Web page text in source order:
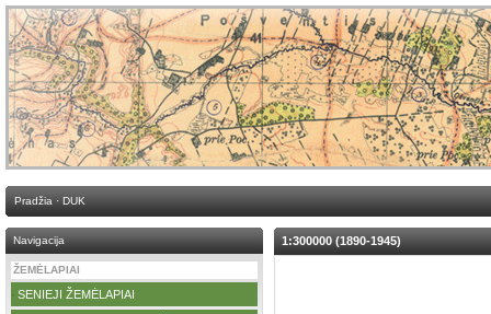
Pradžia · DUK
Navigacija
ŽEMĖLAPIAI
· SENIEJI ŽEMĖLAPIAI
1:300000 (1890-1945)